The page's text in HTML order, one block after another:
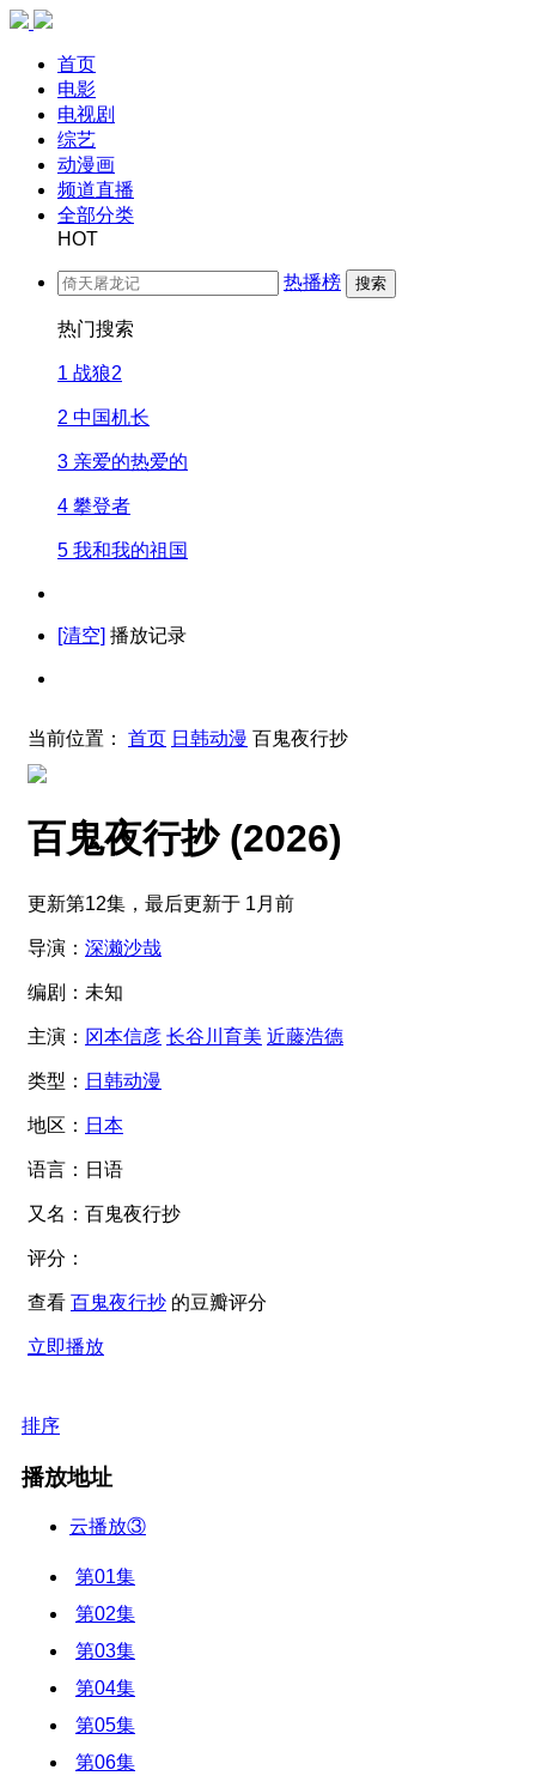
首页
电影
电视剧
综艺
动漫画
频道直播
全部分类
HOT
热播榜 搜索
热门搜索
1 战狼2
2 中国机长
3 亲爱的热爱的
4 攀登者
5 我和我的祖国
[清空] 播放记录
当前位置： 首页 日韩动漫 百鬼夜行抄
百鬼夜行抄 (2026)
更新第12集，最后更新于 1月前
导演： 深濑沙哉
编剧： 未知
主演： 冈本信彦 长谷川育美 近藤浩德
类型： 日韩动漫
地区： 日本
语言： 日语
又名： 百鬼夜行抄
评分：
查看 百鬼夜行抄 的豆瓣评分
立即播放
排序
播放地址
云播放③
第01集
第02集
第03集
第04集
第05集
第06集